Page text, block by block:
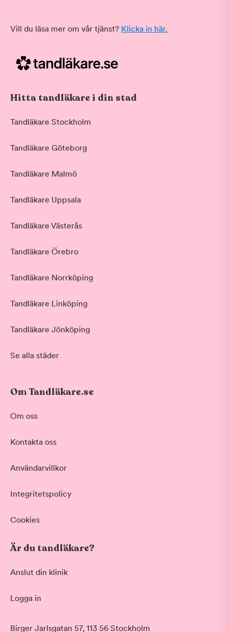
Vill du läsa mer om vår tjänst? Klicka in här.
Hitta tandläkare i din stad
Tandläkare Stockholm
Tandläkare Göteborg
Tandläkare Malmö
Tandläkare Uppsala
Tandläkare Västerås
Tandläkare Örebro
Tandläkare Norrköping
Tandläkare Linköping
Tandläkare Jönköping
Se alla städer
Om Tandläkare.se
Om oss
Kontakta oss
Användarvillkor
Integritetspolicy
Cookies
Är du tandläkare?
Anslut din klinik
Logga in
Birger Jarlsgatan 57, 113 56 Stockholm